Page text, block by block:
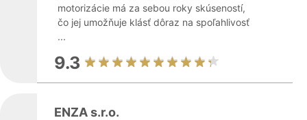
motorizácie má za sebou roky skúseností,
čo jej umožňuje klásť dôraz na spoľahlivosť
...
9.3
ENZA s.r.o.